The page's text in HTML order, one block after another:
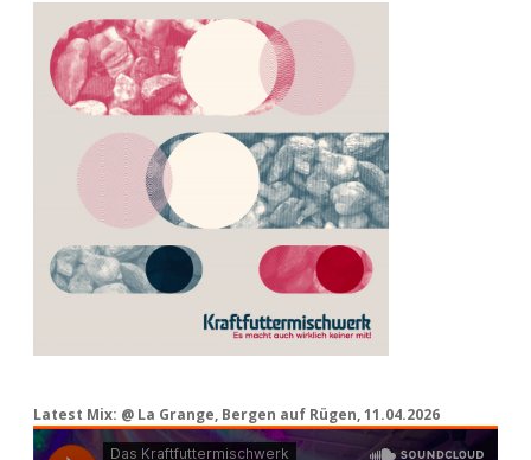
Latest Mix: @ La Grange, Bergen auf Rügen, 11.04.2026